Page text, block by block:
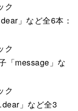
ク
」など全6本：
ク
「message」な
ク
」など全3